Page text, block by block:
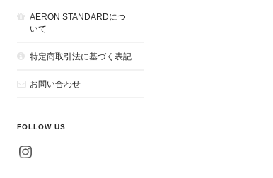
AERON STANDARDにつ
いて
特定商取引法に基づく表記
お問い合わせ
FOLLOW US